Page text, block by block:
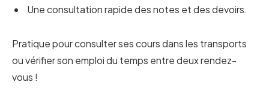
Une consultation rapide des notes et des devoirs.
Pratique pour consulter ses cours dans les transports
ou vérifier son emploi du temps entre deux rendez-
vous !